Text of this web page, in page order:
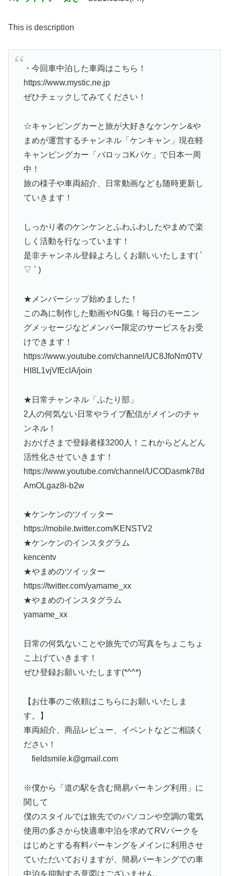
This is description
・今回車中泊した車両はこちら！
https://www.mystic.ne.jp
ぜひチェックしてみてください！
☆キャンピングカーと旅が大好きなケンケン&や
まめが運営するチャンネル「ケンキャン」現在軽
キャンピングカー「バロッコKパケ」で日本一周
中！
旅の様子や車両紹介、日常動画なども随時更新し
ていきます！
しっかり者のケンケンとふわふわしたやまめで楽
しく活動を行なっています！
是非チャンネル登録よろしくお願いいたします( ´
▽ ` )
★メンバーシップ始めました！
この為に制作した動画やNG集！毎日のモーニン
グメッセージなどメンバー限定のサービスをお受
けできます！
https://www.youtube.com/channel/UC8JfoNm0TV
HI8L1vjVfEclA/join
★日常チャンネル「ふたり部」
2人の何気ない日常やライブ配信がメインのチャ
ンネル！
おかげさまで登録者様3200人！これからどんどん
活性化させていきます！
https://www.youtube.com/channel/UCODasmk78d
AmOLgaz8i-b2w
★ケンケンのツイッター
https://mobile.twitter.com/KENSTV2
★ケンケンのインスタグラム
kencentv
★やまめのツイッター
https://twitter.com/yamame_xx
★やまめのインスタグラム
yamame_xx
日常の何気ないことや旅先での写真をちょこちょ
こ上げていきます！
ぜひ登録お願いいたします(*^^*)
【お仕事のご依頼はこちらにお願いいたしま
す。】
車両紹介、商品レビュー、イベントなどご相談く
ださい！
fieldsmile.k@gmail.com
※僕から「道の駅を含む簡易パーキング利用」に
関して
僕のスタイルでは旅先でのパソコンや空調の電気
使用の多さから快適車中泊を求めてRVパークを
はじめとする有料パーキングをメインに利用させ
ていただいておりますが、簡易パーキングでの車
中泊を抑制する意図はございません。